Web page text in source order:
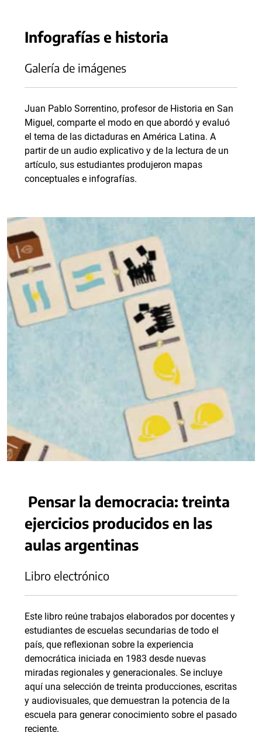
Infografías e historia
Galería de imágenes
Juan Pablo Sorrentino, profesor de Historia en San
Miguel, comparte el modo en que abordó y evaluó
el tema de las dictaduras en América Latina. A
partir de un audio explicativo y de la lectura de un
artículo, sus estudiantes produjeron mapas
conceptuales e infografías.
Pensar la democracia: treinta
ejercicios producidos en las
aulas argentinas
Libro electrónico
Este libro reúne trabajos elaborados por docentes y
estudiantes de escuelas secundarias de todo el
país, que reflexionan sobre la experiencia
democrática iniciada en 1983 desde nuevas
miradas regionales y generacionales. Se incluye
aquí una selección de treinta producciones, escritas
y audiovisuales, que demuestran la potencia de la
escuela para generar conocimiento sobre el pasado
reciente.